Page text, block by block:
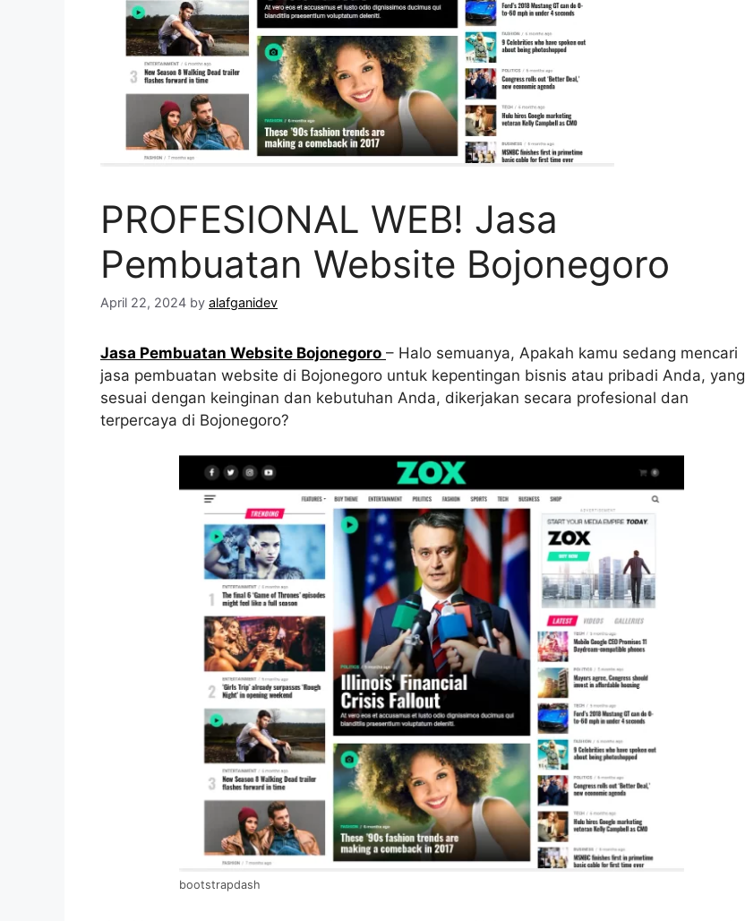
PROFESIONAL WEB! Jasa
Pembuatan Website Bojonegoro
April 22, 2024 by alafganidev
Jasa Pembuatan Website Bojonegoro – Halo semuanya, Apakah kamu sedang mencari
jasa pembuatan website di Bojonegoro untuk kepentingan bisnis atau pribadi Anda, yang
sesuai dengan keinginan dan kebutuhan Anda, dikerjakan secara profesional dan
terpercaya di Bojonegoro?
bootstrapdash